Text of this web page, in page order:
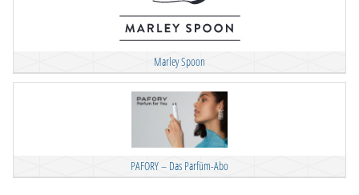
Marley Spoon
PAFORY – Das Parfüm-Abo